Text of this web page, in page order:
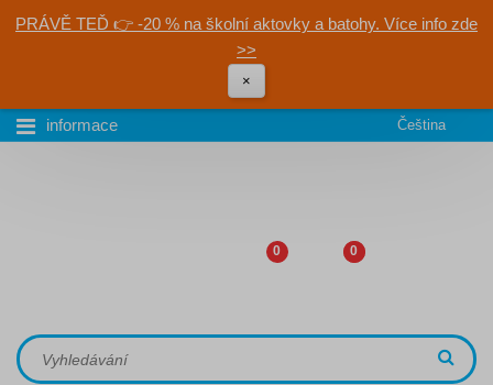
PRÁVĚ TEĎ 👉 -20 % na školní aktovky a batohy. Více info zde
>>
×
informace Čeština
0 0